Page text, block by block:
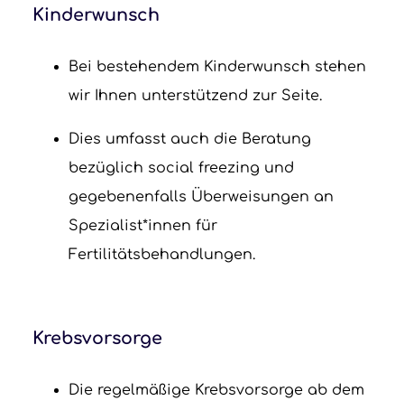
Kinderwunsch
Bei bestehendem Kinderwunsch stehen
wir Ihnen unterstützend zur Seite.
Dies umfasst auch die Beratung
bezüglich social freezing und
gegebenenfalls Überweisungen an
Spezialist*innen für
Fertilitätsbehandlungen.
Krebsvorsorge
Die regelmäßige Krebsvorsorge ab dem